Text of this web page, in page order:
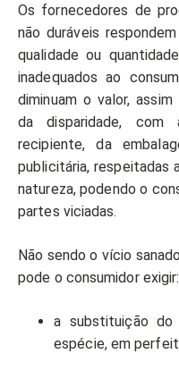
Os fornecedores de
não duráveis
qualidade ou
inadequados ao
diminuam o valor,
da disparidade, com
recipiente, da
publicitária, respeitadas
natureza, podendo o
partes viciadas.
Não sendo o vício
pode o consumidor exigir:
a substituição
espécie, em